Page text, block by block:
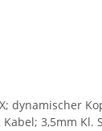
dynamischer
3,5mm Kl.